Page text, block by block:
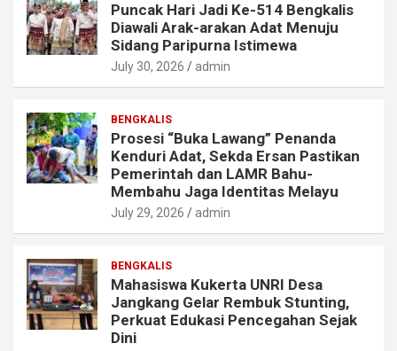
Puncak Hari Jadi Ke-514 Bengkalis
Diawali Arak-arakan Adat Menuju
Sidang Paripurna Istimewa
July 30, 2026 admin
BENGKALIS
Prosesi “Buka Lawang” Penanda
Kenduri Adat, Sekda Ersan Pastikan
Pemerintah dan LAMR Bahu-
Membahu Jaga Identitas Melayu
July 29, 2026 admin
BENGKALIS
Mahasiswa Kukerta UNRI Desa
Jangkang Gelar Rembuk Stunting,
Perkuat Edukasi Pencegahan Sejak
Dini